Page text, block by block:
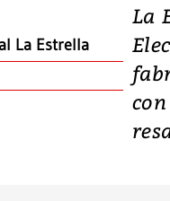
La Estrella
La